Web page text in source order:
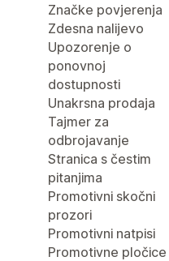
Značke povjerenja
Zdesna nalijevo
Upozorenje o
ponovnoj
dostupnosti
Unakrsna prodaja
Tajmer za
odbrojavanje
Stranica s čestim
pitanjima
Promotivni skočni
prozori
Promotivni natpisi
Promotivne pločice